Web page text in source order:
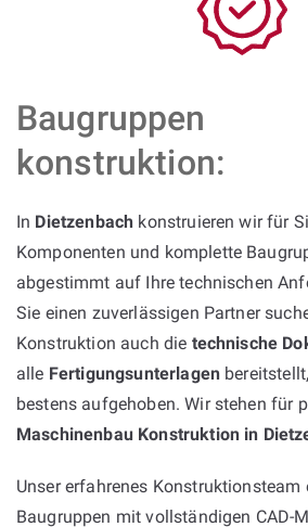
Baugruppen
konstruktion:
In Dietzenbach konstruieren wir für
Komponenten und komplette
abgestimmt auf Ihre technischen
Sie einen zuverlässigen Partner
Konstruktion auch die technische
alle Fertigungsunterlagen
bestens aufgehoben. Wir stehen für
Maschinenbau Konstruktion in
Unser erfahrenes
Baugruppen mit vollständigen CAD-